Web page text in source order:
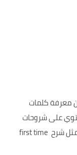
معرفة كلمات
على شروحات
تمكنك من معرفة مفردات ليست معروفة مثل شرح first time